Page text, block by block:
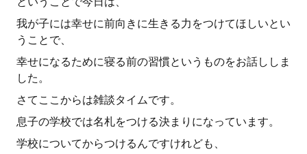
我が子には幸せに前向きに生きる力をつけてほしいとい
うことで、
幸せになるために寝る前の習慣というものをお話ししま
した。
さてここからは雑談タイムです。
息子の学校では名札をつける決まりになっています。
学校についてからつけるんですけれども、